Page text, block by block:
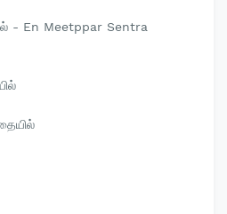
- En Meetppar Sentra